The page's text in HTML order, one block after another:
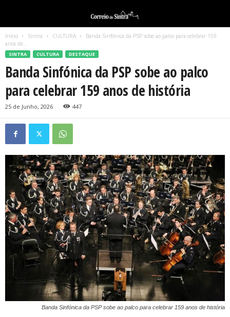
Início Sintra CULTURA
Banda Sinfónica da PSP sobe ao palco para celebrar 159
anos de...
SINTRA CULTURA DESTAQUE
Banda Sinfónica da PSP sobe ao palco
para celebrar 159 anos de história
25 de Junho, 2026 447
Banda Sinfónica da PSP sobe ao palco para celebrar 159 anos de história